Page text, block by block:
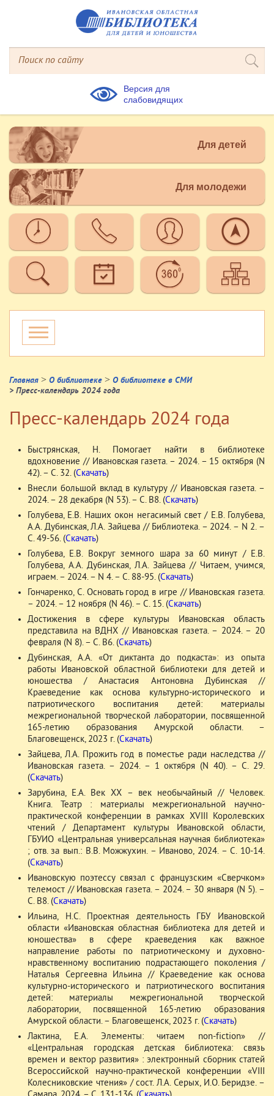
Версия для
слабовидящих
Для детей
Для молодежи
Главная > О библиотеке > О библиотеке в СМИ
> Пресс-календарь 2024 года
Пресс-календарь 2024 года
Быстрянская, Н. Помогает найти в библиотеке
вдохновение // Ивановская газета. – 2024. – 15 октября (N
42). – С. 32. (Скачать)
Внесли большой вклад в культуру // Ивановская газета. –
2024. – 28 декабря (N 53). – С. В8. (Скачать)
Голубева, Е.В. Наших окон негасимый свет / Е.В. Голубева,
А.А. Дубинская, Л.А. Зайцева // Библиотека. – 2024. – N 2. –
С. 49-56. (Скачать)
Голубева, Е.В. Вокруг земного шара за 60 минут / Е.В.
Голубева, А.А. Дубинская, Л.А. Зайцева // Читаем, учимся,
играем. – 2024. – N 4. – С. 88-95. (Скачать)
Гончаренко, С. Основать город в игре // Ивановская газета.
– 2024. – 12 ноября (N 46). – С. 15. (Скачать)
Достижения в сфере культуры Ивановская область
представила на ВДНХ // Ивановская газета. – 2024. – 20
февраля (N 8). – С. В6. (Скачать)
Дубинская, А.А. «От диктанта до подкаста»: из опыта
работы Ивановской областной библиотеки для детей и
юношества / Анастасия Антоновна Дубинская //
Краеведение как основа культурно-исторического и
патриотического воспитания детей: материалы
межрегиональной творческой лаборатории, посвященной
165-летию образования Амурской области. –
Благовещенск, 2023 г. (Скачать)
Зайцева, Л.А. Прожить год в поместье ради наследства //
Ивановская газета. – 2024. – 1 октября (N 40). – С. 29.
(Скачать)
Зарубина, Е.А. Век ХХ – век необычайный // Человек.
Книга. Театр : материалы межрегиональной научно-
практической конференции в рамках XVIII Королевских
чтений / Департамент культуры Ивановской области,
ГБУИО «Центральная универсальная научная библиотека»
; отв. за вып.: В.В. Можжухин. – Иваново, 2024. – С. 10-14.
(Скачать)
Ивановскую поэтессу связал с французским «Сверчком»
телемост // Ивановская газета. – 2024. – 30 января (N 5). –
С. В8. (Скачать)
Ильина, Н.С. Проектная деятельность ГБУ Ивановской
области «Ивановская областная библиотека для детей и
юношества» в сфере краеведения как важное
направление работы по патриотическому и духовно-
нравственному воспитанию подрастающего поколения /
Наталья Сергеевна Ильина // Краеведение как основа
культурно-исторического и патриотического воспитания
детей: материалы межрегиональной творческой
лаборатории, посвященной 165-летию образования
Амурской области. – Благовещенск, 2023 г. (Скачать)
Лактина, Е.А. Элементы: читаем non-fiction» //
«Центральная городская детская библиотека: связь
времен и вектор развития» : электронный сборник статей
Всероссийской научно-практической конференции «VIII
Колесниковские чтения» / сост. Л.А. Серых, И.О. Беридзе. –